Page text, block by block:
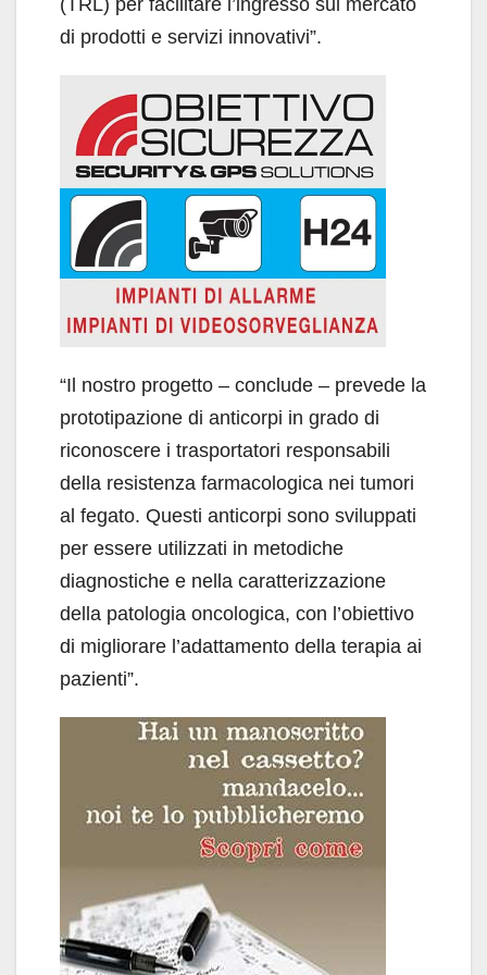
(TRL) per facilitare l’ingresso sul mercato
di prodotti e servizi innovativi”.
“Il nostro progetto – conclude – prevede la
prototipazione di anticorpi in grado di
riconoscere i trasportatori responsabili
della resistenza farmacologica nei tumori
al fegato. Questi anticorpi sono sviluppati
per essere utilizzati in metodiche
diagnostiche e nella caratterizzazione
della patologia oncologica, con l’obiettivo
di migliorare l’adattamento della terapia ai
pazienti”.